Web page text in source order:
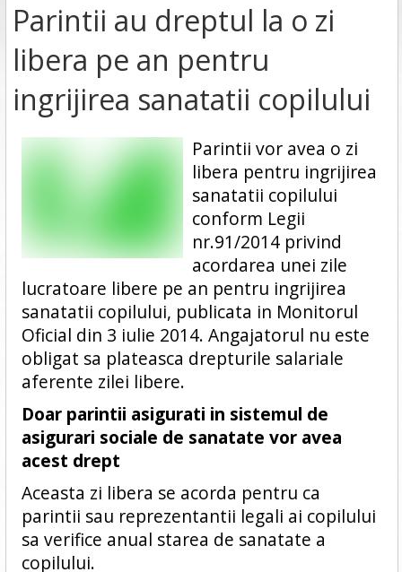
Parintii au dreptul la o zi
libera pe an pentru
ingrijirea sanatatii copilului
Parintii vor avea o zi
libera pentru ingrijirea
sanatatii copilului
conform Legii
nr.91/2014 privind
acordarea unei zile
lucratoare libere pe an pentru ingrijirea
sanatatii copilului, publicata in Monitorul
Oficial din 3 iulie 2014. Angajatorul nu este
obligat sa plateasca drepturile salariale
aferente zilei libere.
Doar parintii asigurati in sistemul de
asigurari sociale de sanatate vor avea
acest drept
Aceasta zi libera se acorda pentru ca
parintii sau reprezentantii legali ai copilului
sa verifice anual starea de sanatate a
copilului.